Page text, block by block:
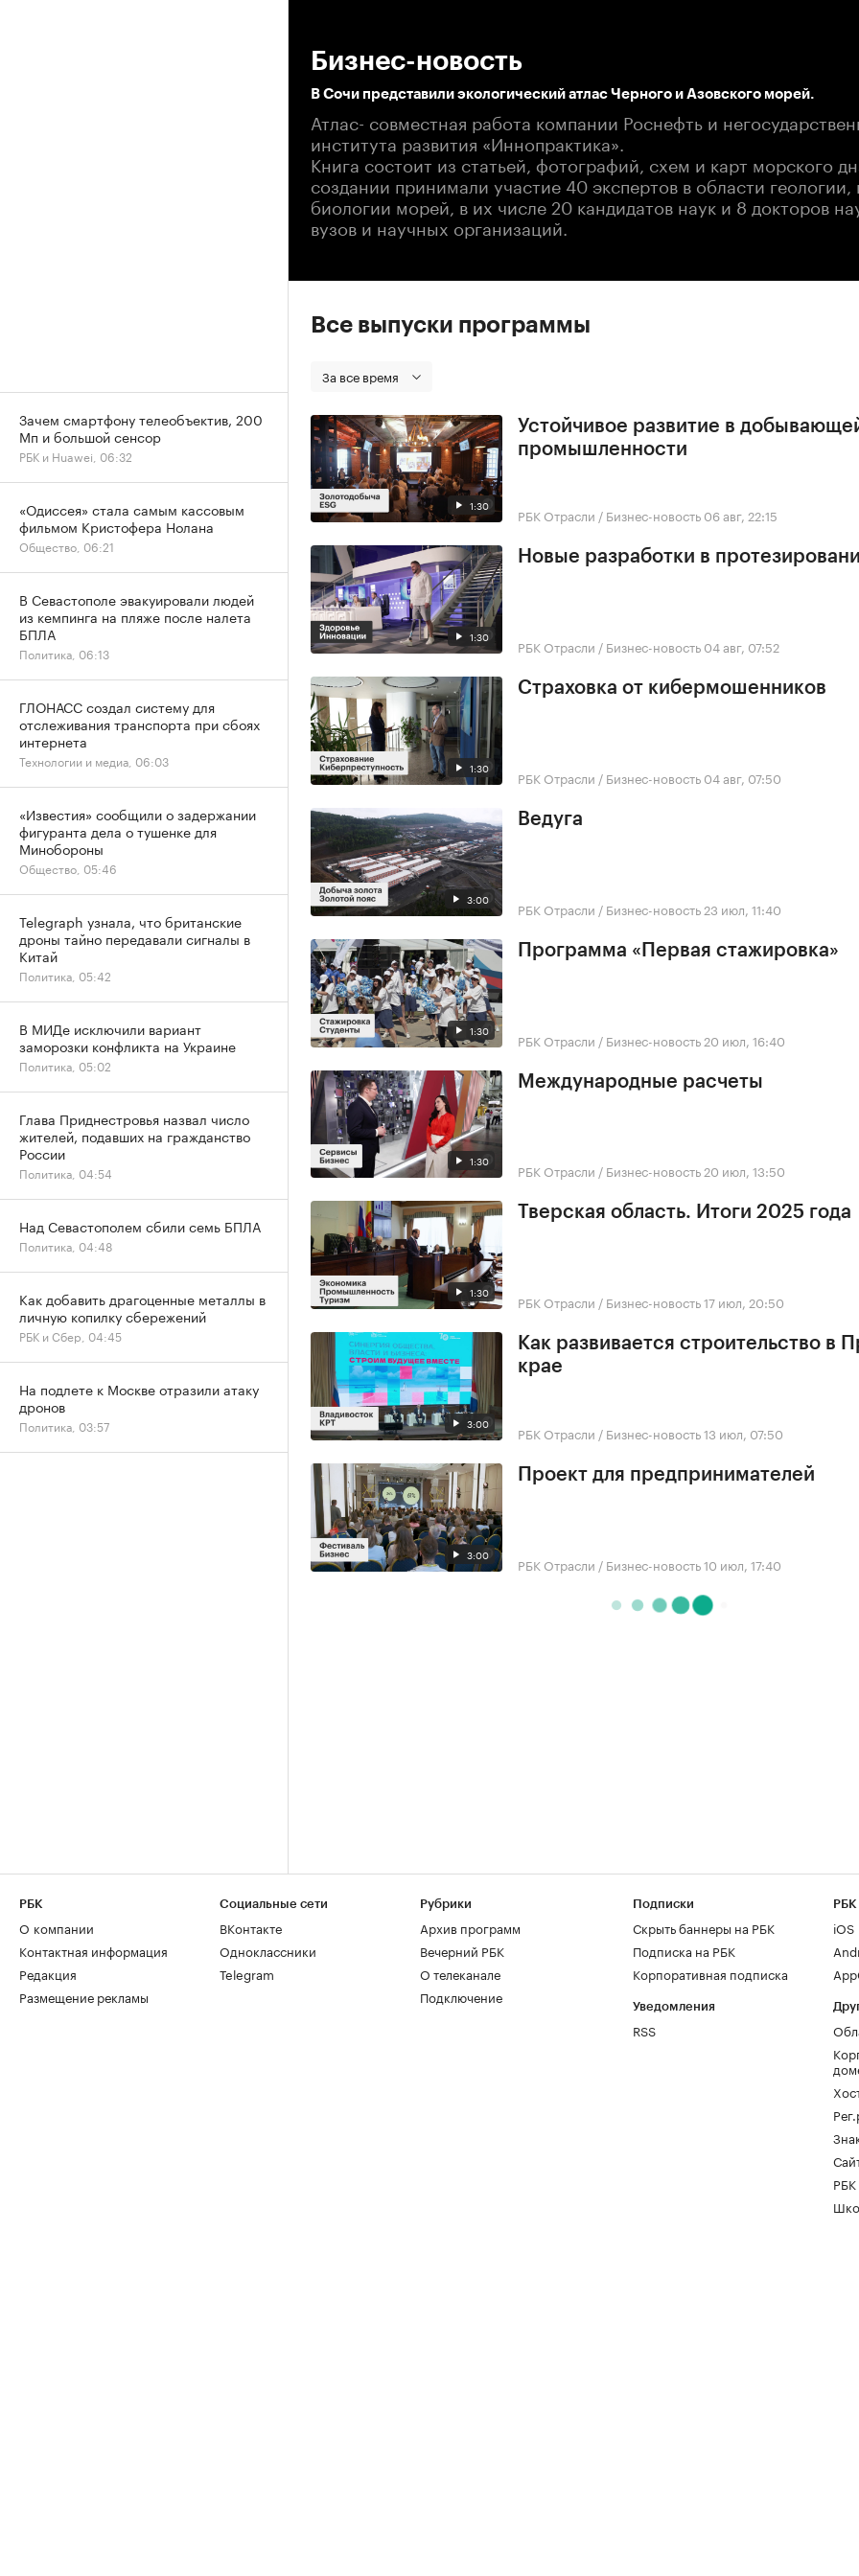
Бизнес-новость
В Сочи представили экологический атлас Черного и Азовского морей.
Атлас- совместная работа компании Роснефть и
института развития «Иннопрактика».
Книга состоит из статьей, фотографий, схем и карт морского
создании принимали участие 40 экспертов в области геологии,
биологии морей, в их числе 20 кандидатов наук и 8 докторов
вузов и научных организаций.
Все выпуски программы
За все время
1:30
Устойчивое развитие в
промышленности
РБК Отрасли / Бизнес-новость 06 авг, 22:15
1:30
Новые разработки в
РБК Отрасли / Бизнес-новость 04 авг, 07:52
1:30
Страховка от кибермошенников
РБК Отрасли / Бизнес-новость 04 авг, 07:50
3:00
Ведуга
РБК Отрасли / Бизнес-новость 23 июл, 11:40
1:30
Программа «Первая стажировка»
РБК Отрасли / Бизнес-новость 20 июл, 16:40
1:30
Международные расчеты
РБК Отрасли / Бизнес-новость 20 июл, 13:50
1:30
Тверская область. Итоги 2025 года
РБК Отрасли / Бизнес-новость17 июл, 20:50
3:00
Как развивается строительство в
крае
РБК Отрасли / Бизнес-новость13 июл, 07:50
3:00
Проект для предпринимателей
РБК Отрасли / Бизнес-новость10 июл, 17:40
Зачем смартфону телеобъектив, 200
Мп и большой сенсор
РБК и Huawei, 06:32
«Одиссея» стала самым кассовым
фильмом Кристофера Нолана
Общество, 06:21
В Севастополе эвакуировали людей
из кемпинга на пляже после налета
БПЛА
Политика, 06:13
ГЛОНАСС создал систему для
отслеживания транспорта при сбоях
интернета
Технологии и медиа, 06:03
«Известия» сообщили о задержании
фигуранта дела о тушенке для
Минобороны
Общество, 05:46
Telegraph узнала, что британские
дроны тайно передавали сигналы в
Китай
Политика, 05:42
В МИДе исключили вариант
заморозки конфликта на Украине
Политика, 05:02
Глава Приднестровья назвал число
жителей, подавших на гражданство
России
Политика, 04:54
Над Севастополем сбили семь БПЛА
Политика, 04:48
Как добавить драгоценные металлы в
личную копилку сбережений
РБК и Сбер, 04:45
На подлете к Москве отразили атаку
дронов
Политика, 03:57
РБК
О компании
Контактная информация
Редакция
Размещение рекламы
Социальные сети
ВКонтакте
Одноклассники
Telegram
Рубрики
Архив программ
Вечерний РБК
О телеканале
Подключение
Подписки
Скрыть баннеры на РБК
Подписка на РБК
Корпоративная подписка
Уведомления
RSS
РБК
iOS